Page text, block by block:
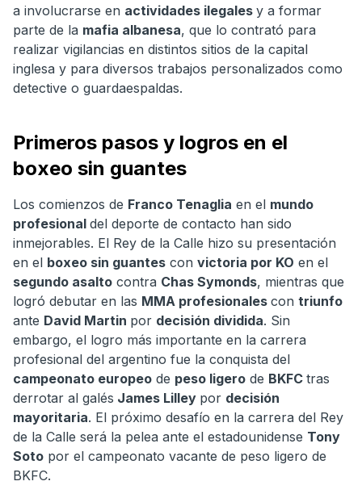
a involucrarse en actividades ilegales y a formar
parte de la mafia albanesa, que lo contrató para
realizar vigilancias en distintos sitios de la capital
inglesa y para diversos trabajos personalizados como
detective o guardaespaldas.
Primeros pasos y logros en el
boxeo sin guantes
Los comienzos de Franco Tenaglia en el mundo
profesional del deporte de contacto han sido
inmejorables. El Rey de la Calle hizo su presentación
en el boxeo sin guantes con victoria por KO en el
segundo asalto contra Chas Symonds, mientras que
logró debutar en las MMA profesionales con triunfo
ante David Martin por decisión dividida. Sin
embargo, el logro más importante en la carrera
profesional del argentino fue la conquista del
campeonato europeo de peso ligero de BKFC tras
derrotar al galés James Lilley por decisión
mayoritaria. El próximo desafío en la carrera del Rey
de la Calle será la pelea ante el estadounidense Tony
Soto por el campeonato vacante de peso ligero de
BKFC.